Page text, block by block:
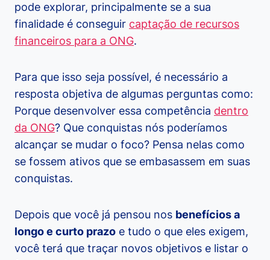
pode explorar, principalmente se a sua
finalidade é conseguir captação de recursos
financeiros para a ONG.
Para que isso seja possível, é necessário a
resposta objetiva de algumas perguntas como:
Porque desenvolver essa competência dentro
da ONG? Que conquistas nós poderíamos
alcançar se mudar o foco? Pensa nelas como
se fossem ativos que se embasassem em suas
conquistas.
Depois que você já pensou nos benefícios a
longo e curto prazo e tudo o que eles exigem,
você terá que traçar novos objetivos e listar o